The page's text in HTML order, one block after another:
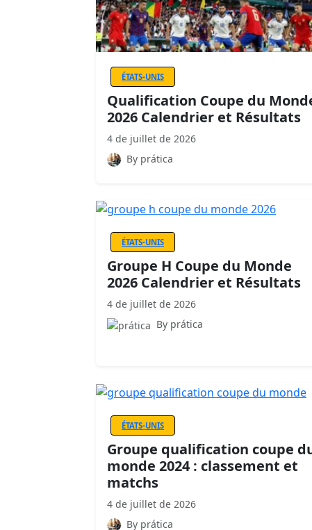
ÉTATS-UNIS
Qualification Coupe du
2026 Calendrier et Résultats
4 de juillet de 2026
By prática
ÉTATS-UNIS
Groupe H Coupe du Monde
2026 Calendrier et Résultats
4 de juillet de 2026
By prática
ÉTATS-UNIS
Groupe qualification coupe
monde 2024 : classement et
matchs
4 de juillet de 2026
By prática